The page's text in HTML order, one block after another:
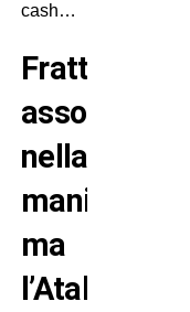
cash…
Frattesi
asso
nella
manica,
ma
l’Atalanta